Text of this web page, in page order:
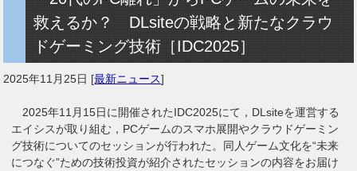
救えるか？ DLsiteの戦略と新たなクラウ
ドゲーミング技術［IDC2025］
2025年11月25日 [最新ニュース]
2025年11月15日に開催されたIDC2025にて，DLsiteを運営する
エイシスが取り組む，PCゲームのスマホ展開やクラウドゲーミン
グ技術についてのセッションが行われた。同人ゲーム文化を“未来
につなぐ”ための技術投資が紹介されたセッションの内容をお届け